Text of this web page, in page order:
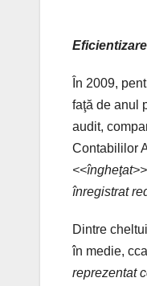
În 2009,
faţă de anul
audit,
Contabililor
înregistrat
Dintre
în medie,
reprezentat